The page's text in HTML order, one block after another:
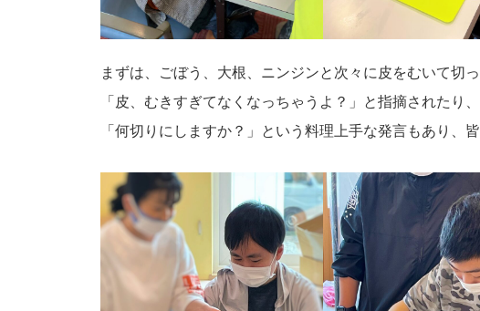
まずは、ごぼう、大根、ニンジンと次々に皮をむいて切っ
「皮、むきすぎてなくなっちゃうよ？」と指摘されたり
「何切りにしますか？」という料理上手な発言もあり